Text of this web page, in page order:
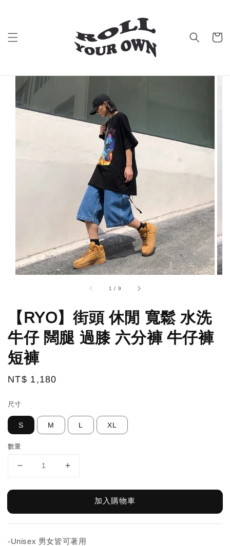
1 / 9
【RYO】街頭 休閒 寬鬆 水洗
牛仔 闊腿 過膝 六分褲 牛仔褲
短褲
Regular
NT$ 1,180
尺寸
S M L XL
數量
加入購物車
-Unisex 男女皆可著用